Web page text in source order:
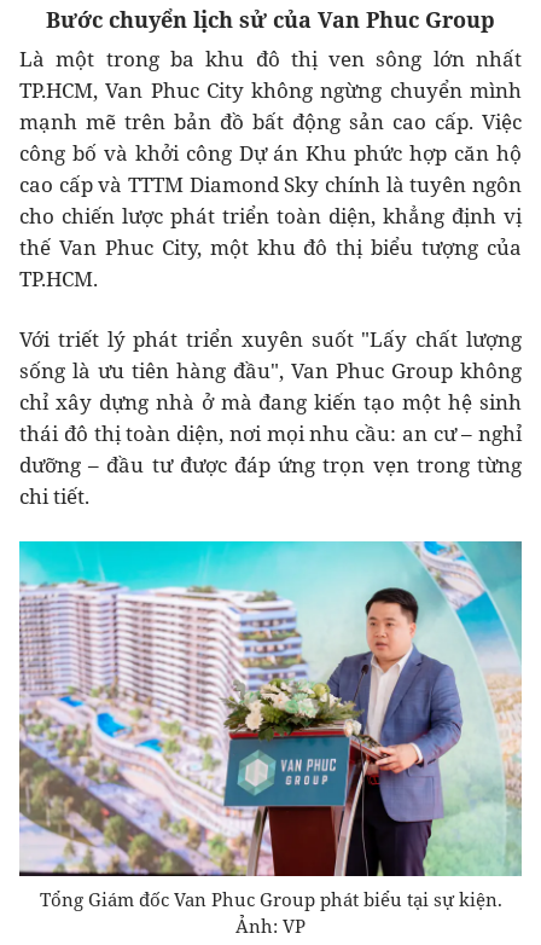
Bước chuyển lịch sử của Van Phuc Group
Là một trong ba khu đô thị ven sông lớn nhất
TP.HCM, Van Phuc City không ngừng chuyển mình
mạnh mẽ trên bản đồ bất động sản cao cấp. Việc
công bố và khởi công Dự án Khu phức hợp căn hộ
cao cấp và TTTM Diamond Sky chính là tuyên ngôn
cho chiến lược phát triển toàn diện, khẳng định vị
thế Van Phuc City, một khu đô thị biểu tượng của
TP.HCM.
Với triết lý phát triển xuyên suốt "Lấy chất lượng
sống là ưu tiên hàng đầu", Van Phuc Group không
chỉ xây dựng nhà ở mà đang kiến tạo một hệ sinh
thái đô thị toàn diện, nơi mọi nhu cầu: an cư – nghỉ
dưỡng – đầu tư được đáp ứng trọn vẹn trong từng
chi tiết.
Tổng Giám đốc Van Phuc Group phát biểu tại sự kiện.
Ảnh: VP